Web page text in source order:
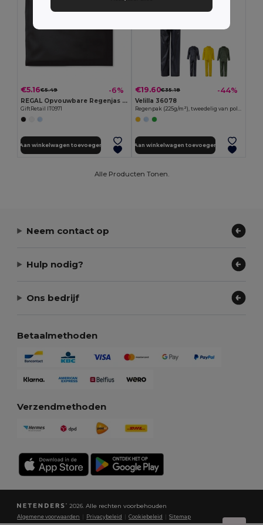
€5.16€5.49 -6%
REGAL Opvouwbare Regenjas met Capuchon in Pouch
GiftRetail IT0971
Aan winkelwagen toevoegen
€19.60€35.18 -44%
Velilla 36078
Regenpak (225g/m²), tweedelig van polyester (100%) met PVC-coating
Aan winkelwagen toevoegen
Alle Producten Tonen.
Neem contact op
Hulp nodig?
Ons bedrijf
Betaalmethoden
Verzendmethoden
2026. Alle rechten voorbehouden
Algemene voorwaarden Privacybeleid |Cookiebeleid |Sitemap